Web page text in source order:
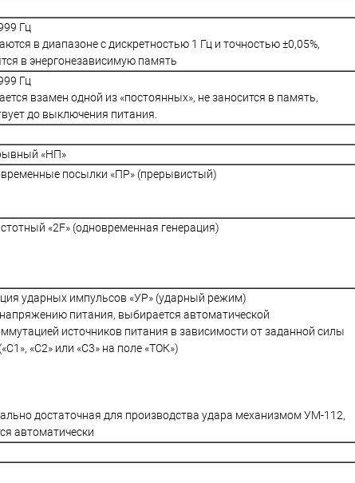
Гц
в диапазоне с дискретностью 1 Гц и точностью ±0,05%,
в энергонезависимую память
Гц
взамен одной из «постоянных», не заносится в память,
до выключения питания.
«НП»
посылки «ПР» (прерывистый)
«2F» (одновременная генерация)
ударных импульсов «УР» (ударный режим)
питания, выбирается автоматической
источников питания в зависимости от заданной силы
«С2» или «С3» на поле «ТОК»)
достаточная для производства удара механизмом УМ-112,
автоматически